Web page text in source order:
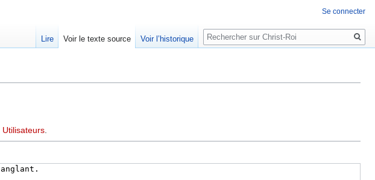
Utilisateurs
Se connecter
Lire Voir le texte source Voir l’historique
Rechercher